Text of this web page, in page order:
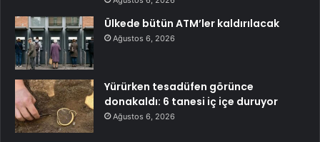
Ülkede bütün ATM’ler kaldırılacak
Ağustos 6, 2026
Yürürken tesadüfen görünce
donakaldı: 6 tanesi iç içe duruyor
Ağustos 6, 2026